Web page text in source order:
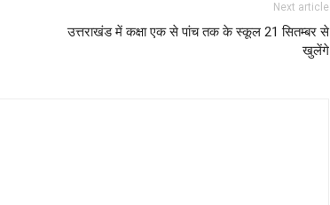
Next article
उत्तराखंड में कक्षा एक से पांच तक के स्कूल 21 सितम्बर से
खुलेंगे